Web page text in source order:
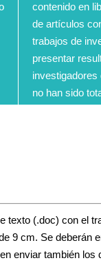
contenido en
de artículos
trabajos de
presentar
investigadores
no han sido
texto (.doc) con el
9 cm. Se deberán
enviar también los